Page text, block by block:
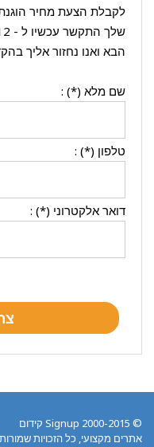
לקבלת הצעת מחיר
שלך התקשר עכשיו ל -
הבא ואנו נחזור אליך
שם מלא (*) :
טלפון (*) :
דואר אלקטרוני (*) :
© 2000-2015 Signup קידום
אתרים מקצועי, כל הזכויות